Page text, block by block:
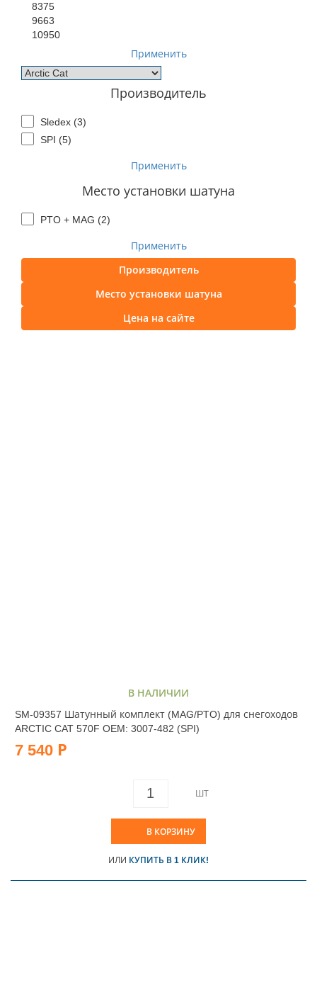
8375
9663
10950
Применить
Производитель
Sledex (3)
SPI (5)
Применить
Место установки шатуна
PTO + MAG (2)
Применить
Производитель
Место установки шатуна
Цена на сайте
В НАЛИЧИИ
SM-09357 Шатунный комплект (MAG/PTO) для снегоходов
ARCTIC CAT 570F OEM: 3007-482 (SPI)
7 540 Р
ШТ
В КОРЗИНУ
ИЛИ КУПИТЬ В 1 КЛИК!